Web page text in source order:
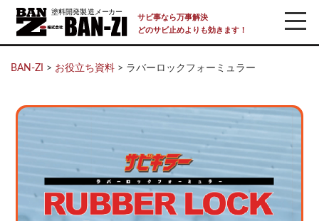
サビ事なら万事解決
どのサビ止めよりも効きます！
BAN-ZI > お役立ち資料 > ラバーロックフォーミュラー